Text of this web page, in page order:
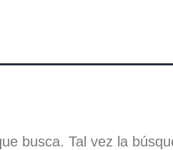
busca. Tal vez la